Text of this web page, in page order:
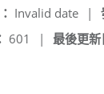
Invalid date
|
最後更新
601 |